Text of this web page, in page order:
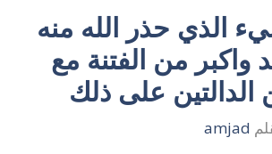
الذي حذر الله منه
واكبر من الفتنة مع
الدالتين على ذلك
amjad